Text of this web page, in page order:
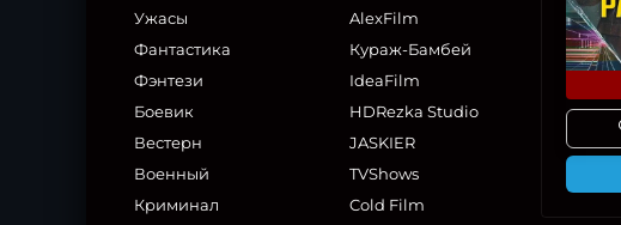
Ужасы
Фантастика
Фэнтези
Боевик
Вестерн
Военный
Криминал
AlexFilm
Кураж-Бамбей
IdeaFilm
HDRezka Studio
JASKIER
TVShows
Cold Film